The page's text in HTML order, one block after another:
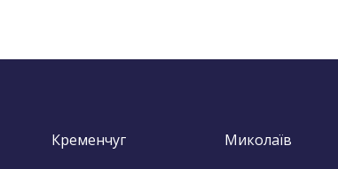
Кременчуг
Миколаїв